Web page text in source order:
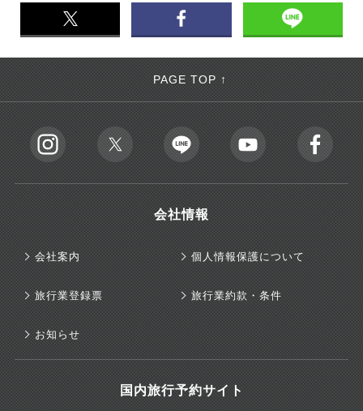
PAGE TOP ↑
会社情報
会社案内 個人情報保護について
旅行業登録票 旅行業約款・条件
お知らせ
国内旅行予約サイト